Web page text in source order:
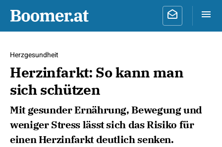
Herzgesundheit
Herzinfarkt: So kann man
sich schützen
Mit gesunder Ernährung, Bewegung und
weniger Stress lässt sich das Risiko für
einen Herzinfarkt deutlich senken.